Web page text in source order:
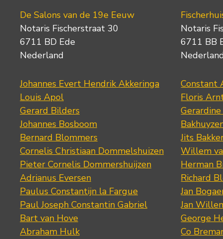
De Salons van de 19e Eeuw
Notaris Fischerstraat 30
6711 BD Ede
Nederland
Johannes Evert Hendrik Akkeringa
Louis Apol
Gerard Bilders
Johannes Bosboom
Bernard Blommers
Cornelis Christiaan Dommelshuizen
Pieter Cornelis Dommershuijzen
Adrianus Eversen
Paulus Constantijn la Fargue
Paul Joseph Constantin Gabriel
Bart van Hove
Abraham Hulk
Notaris
6711 BB
Constant
Floris
Gerardine
Jits
Willem
Herman
Richard
Jan
Jan
George
Co